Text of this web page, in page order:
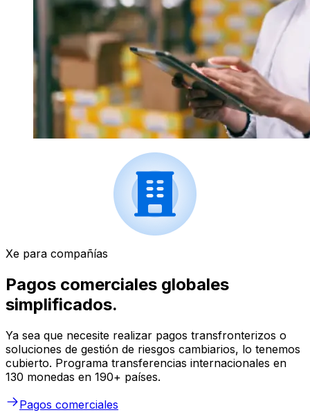
Xe para compañías
Pagos comerciales globales
simplificados.
Ya sea que necesite realizar pagos transfronterizos o
soluciones de gestión de riesgos cambiarios, lo tenemos
cubierto. Programa transferencias internacionales en
130 monedas en 190+ países.
Pagos comerciales